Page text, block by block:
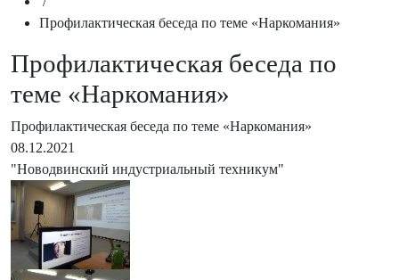
Профилактическая беседа по теме «Наркомания»
Профилактическая беседа по
теме «Наркомания»
Профилактическая беседа по теме «Наркомания»
08.12.2021
"Новодвинский индустриальный техникум"